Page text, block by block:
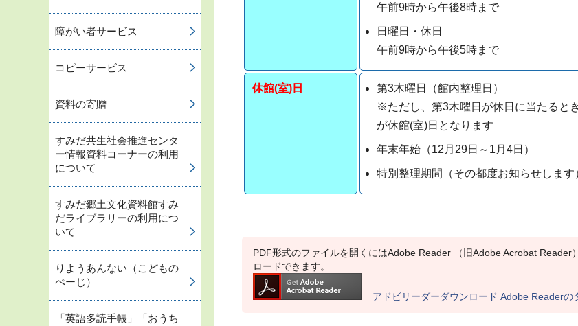
午前9時から午後8時まで
日曜日・休日
午前9時から午後5時まで
休館(室)日
第3木曜日（館内整理日）
※ただし、第3木曜日が休日に当たると
が休館(室)日となります
年末年始（12月29日～1月4日）
特別整理期間（その都度お知らせします
PDF形式のファイルを開くにはAdobe Reader （旧Adobe Acrobat
ロードできます。
アドビリーダーダウンロード Adobe Readerの
障がい者サービス
コピーサービス
資料の寄贈
すみだ共生社会推進センタ
ー情報資料コーナーの利用
について
すみだ郷土文化資料館すみ
だライブラリーの利用につ
いて
りようあんない（こどもの
ぺーじ）
「英語多読手帳」「おうち